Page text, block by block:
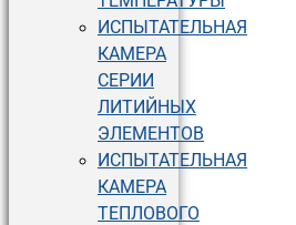
ИСПЫТАТЕЛЬНАЯ
КАМЕРА
СЕРИИ
ЛИТИЙНЫХ
ЭЛЕМЕНТОВ
ИСПЫТАТЕЛЬНАЯ
КАМЕРА
ТЕПЛОВОГО